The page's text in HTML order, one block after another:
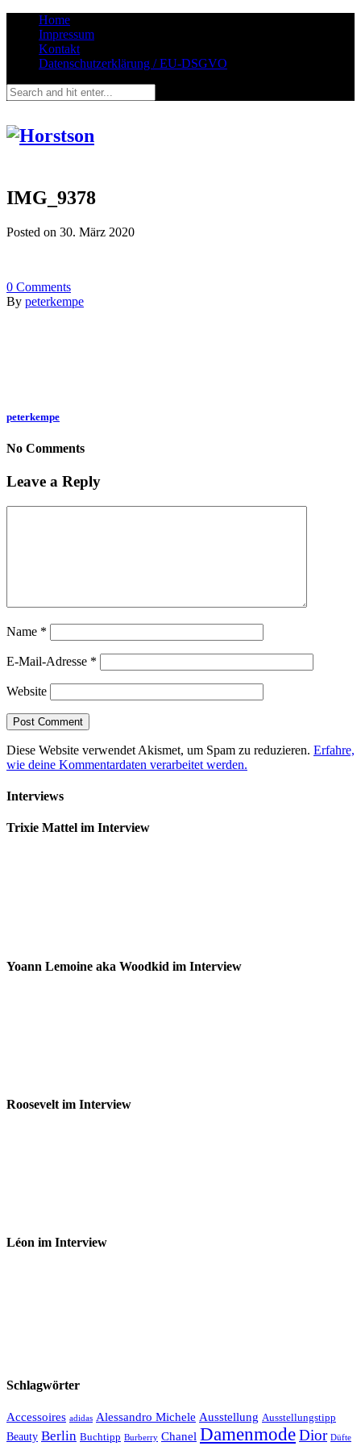
Home
Impressum
Kontakt
Datenschutzerklärung / EU-DSGVO
IMG_9378
Posted on 30. März 2020
0 Comments
By peterkempe
peterkempe
No Comments
Leave a Reply
Name *
E-Mail-Adresse *
Website
Diese Website verwendet Akismet, um Spam zu reduzieren. Erfahre,
wie deine Kommentardaten verarbeitet werden.
Interviews
Trixie Mattel im Interview
Yoann Lemoine aka Woodkid im Interview
Roosevelt im Interview
Léon im Interview
Schlagwörter
Accessoires adidas Alessandro Michele Ausstellung Ausstellungstipp
Beauty Berlin Buchtipp Burberry Chanel DamenmodeDior Düfte